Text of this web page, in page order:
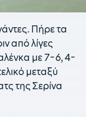
Πήρε τα
από λίγες
με 7-6, 4-
μεταξύ
της Σερίνα